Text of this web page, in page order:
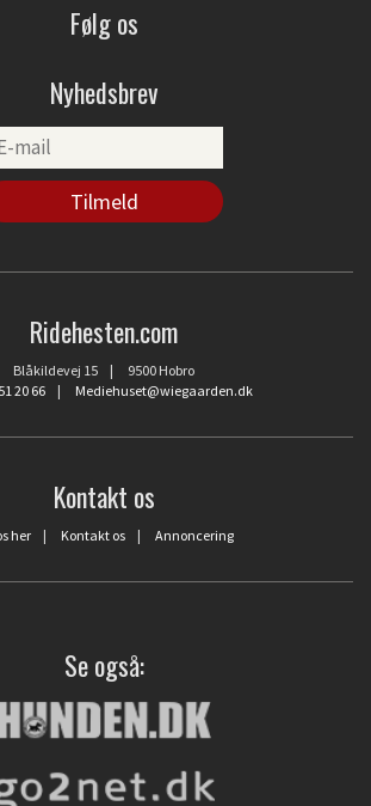
Følg os
Nyhedsbrev
Ridehesten.com
Blåkildevej 15 | 9500 Hobro
20 66| Mediehuset@wiegaarden.dk
Kontakt os
her | Kontakt os | Annoncering
Se også: